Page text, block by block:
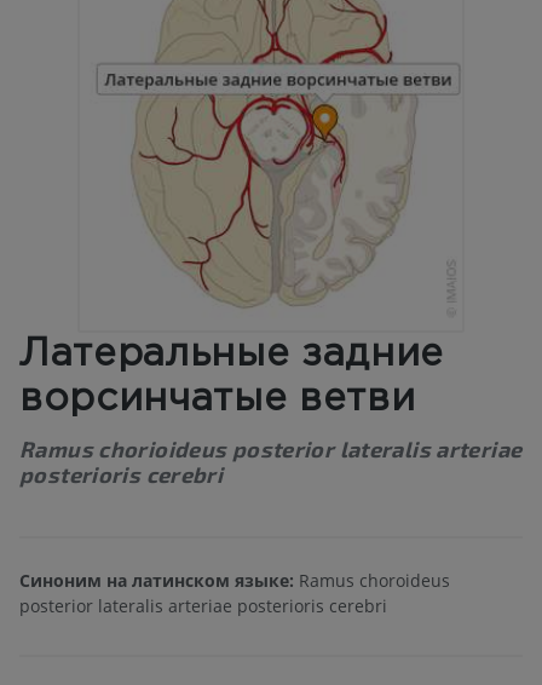
Латеральные задние
ворсинчатые ветви
Ramus chorioideus posterior lateralis arteriae
posterioris cerebri
Синоним на латинском языке: Ramus choroideus
posterior lateralis arteriae posterioris cerebri